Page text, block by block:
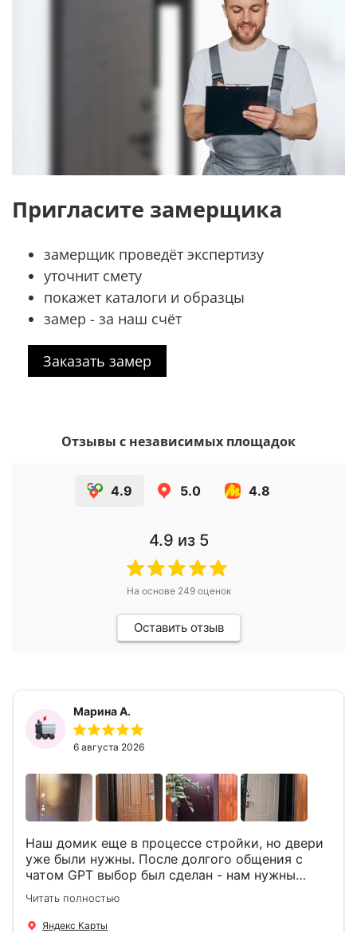
Пригласите замерщика
замерщик проведёт экспертизу
уточнит смету
покажет каталоги и образцы
замер - за наш счёт
Заказать замер
Отзывы с независимых площадок
4.9 5.0 4.8
4.9 из 5
На основе 249оценок
Оставить отзыв
Марина А.
6 августа 2026
Наш домик еще в процессе стройки, но двери
уже были нужны. После долгого общения с
чатом GPT выбор был сделан - нам нужны
двери Аргус Термо Композит, которые нашлись
в компании ДвериОпт . Менеджер Филипп
ответил на все вопросы, посчитал стоимость и
Читать полностью
Яндекс Карты